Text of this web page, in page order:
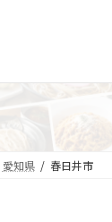
愛知県 春日井市